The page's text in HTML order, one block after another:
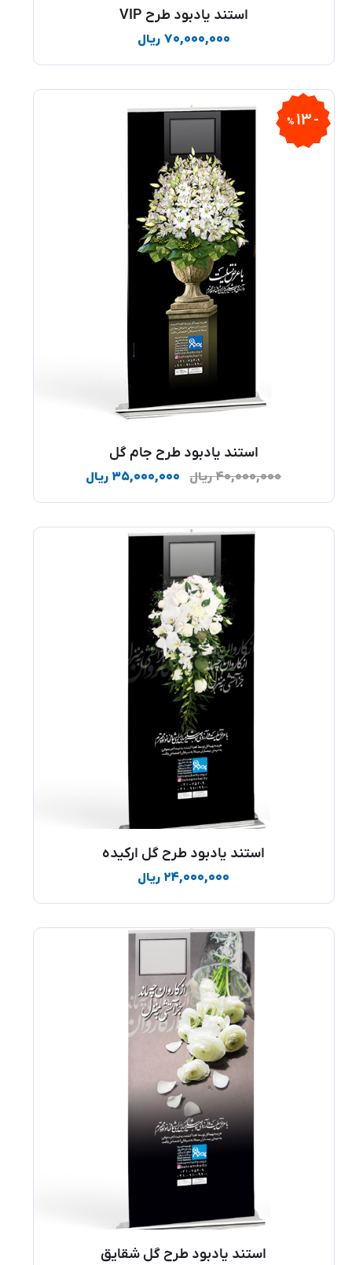
استند یادبود طرح VIP
۷۰,۰۰۰,۰۰۰ ریال
13
%
استند یادبود طرح جام گل
۴۰,۰۰۰,۰۰۰ ریال ۳۵,۰۰۰,۰۰۰ ریال
استند یادبود طرح گل ارکیده
۲۴,۰۰۰,۰۰۰ ریال
استند یادبود طرح گل شقایق